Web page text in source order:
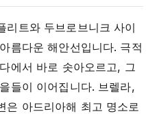
트와 두브로브니크 사이
름다운 해안선입니다. 극적
에서 바로 솟아오르고, 그
들이 이어집니다. 브렐라,
은 아드리아해 최고 명소로